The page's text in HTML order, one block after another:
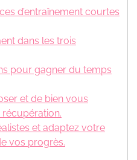
d’entraînement courtes
dans les trois
pour gagner du temps
et de bien vous
et adaptez votre
vos progrès.